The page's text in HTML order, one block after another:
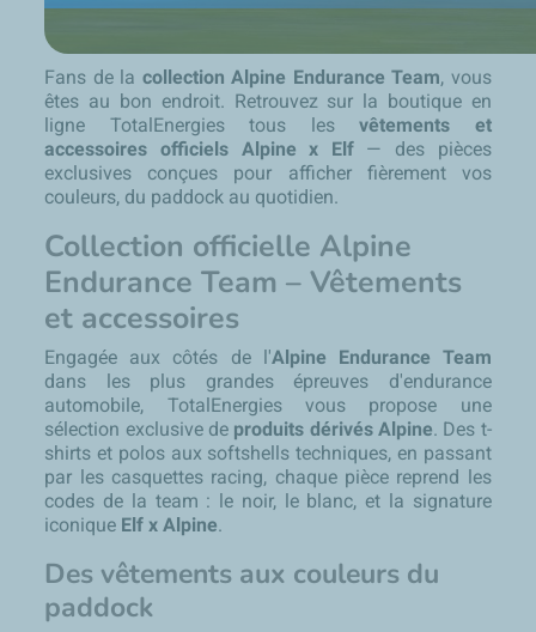
Fans de la collection Alpine Endurance Team, vous
êtes au bon endroit. Retrouvez sur la boutique en
ligne TotalEnergies tous lesvêtements et
accessoires officiels Alpine x Elf— des pièces
exclusives conçues pour afficher fièrement vos
couleurs, du paddock au quotidien.
Collection officielle Alpine
Endurance Team – Vêtements
et accessoires
Engagée aux côtés de l'Alpine Endurance Team
dans les plus grandes épreuves d'endurance
automobile, TotalEnergies vous propose une
sélection exclusive de produits dérivés Alpine. Des t-
shirts et polos aux softshells techniques, en passant
par les casquettes racing, chaque pièce reprend les
codes de la team : le noir, le blanc, et la signature
iconique Elf x Alpine.
Des vêtements aux couleurs du
paddock